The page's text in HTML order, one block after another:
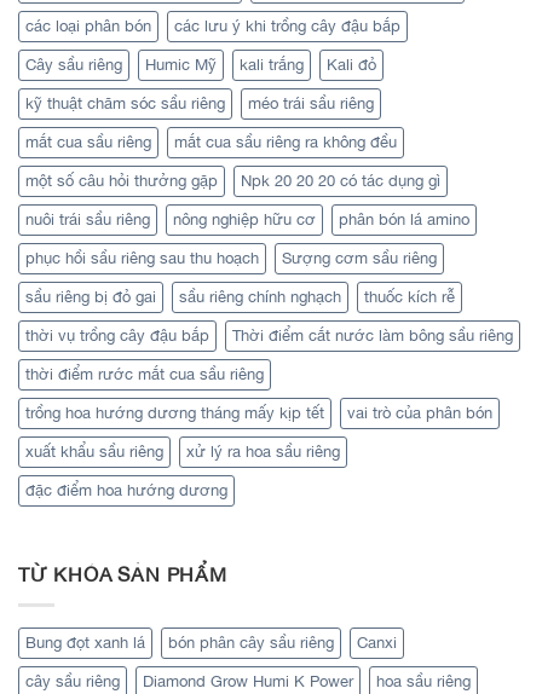
các loại phân bón các lưu ý khi trồng cây đậu bắp
Cây sầu riêng Humic Mỹ kali trắng Kali đỏ
kỹ thuật chăm sóc sầu riêng méo trái sầu riêng
mắt cua sầu riêng mắt cua sầu riêng ra không đều
một số câu hỏi thưởng gặp Npk 20 20 20 có tác dụng gì
nuôi trái sầu riêng nông nghiệp hữu cơ phân bón lá amino
phục hồi sầu riêng sau thu hoạch Sượng cơm sầu riêng
sầu riêng bị đỏ gai sầu riêng chính nghạch thuốc kích rễ
thời vụ trồng cây đậu bắp Thời điểm cắt nước làm bông sầu riêng
thời điểm rước mắt cua sầu riêng
trồng hoa hướng dương tháng mấy kịp tết vai trò của phân bón
xuất khẩu sầu riêng xử lý ra hoa sầu riêng
đặc điểm hoa hướng dương
TỪ KHÓA SẢN PHẨM
Bung đọt xanh lá bón phân cây sầu riêng Canxi
cây sầu riêng Diamond Grow Humi K Power hoa sầu riêng